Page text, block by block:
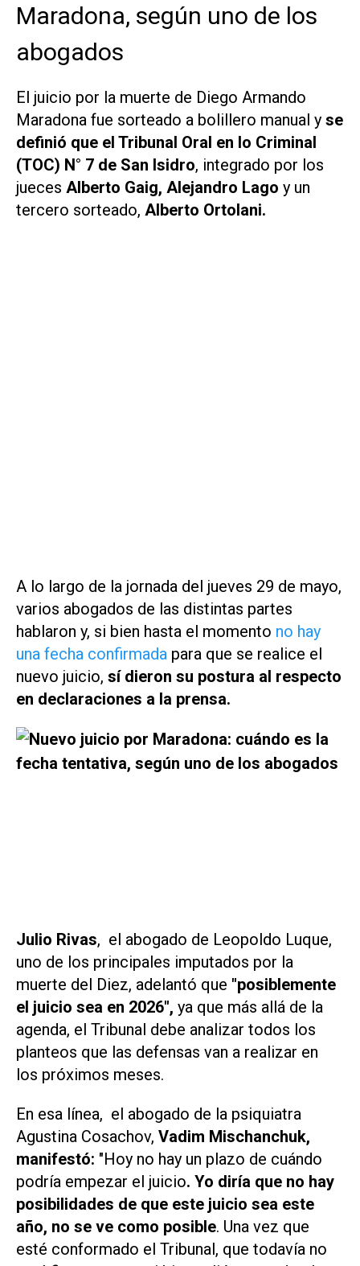
Maradona, según uno de los
abogados
El juicio por la muerte de Diego Armando
Maradona fue sorteado a bolillero manual y se
definió que el Tribunal Oral en lo Criminal
(TOC) N° 7 de San Isidro, integrado por los
jueces Alberto Gaig, Alejandro Lago y un
tercero sorteado, Alberto Ortolani.
A lo largo de la jornada del jueves 29 de mayo,
varios abogados de las distintas partes
hablaron y, si bien hasta el momento no hay
una fecha confirmada para que se realice el
nuevo juicio, sí dieron su postura al respecto
en declaraciones a la prensa.
Julio Rivas, el abogado de Leopoldo Luque,
uno de los principales imputados por la
muerte del Diez, adelantó que "posiblemente
el juicio sea en 2026", ya que más allá de la
agenda, el Tribunal debe analizar todos los
planteos que las defensas van a realizar en
los próximos meses.
En esa línea, el abogado de la psiquiatra
Agustina Cosachov, Vadim Mischanchuk,
manifestó: "Hoy no hay un plazo de cuándo
podría empezar el juicio. Yo diría que no hay
posibilidades de que este juicio sea este
año, no se ve como posible. Una vez que
esté conformado el Tribunal, que todavía no